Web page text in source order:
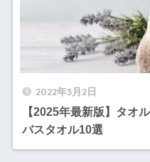
2022年3月2日
【2025年最新版】タオ
バスタオル10選